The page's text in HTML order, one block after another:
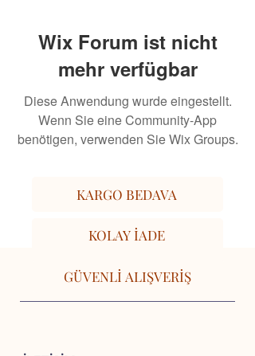
Wix Forum ist nicht
mehr verfügbar
Diese Anwendung wurde eingestellt.
Wenn Sie eine Community-App
benötigen, verwenden Sie Wix Groups.
KARGO BEDAVA
KOLAY İADE
GÜVENLİ ALIŞVERİŞ